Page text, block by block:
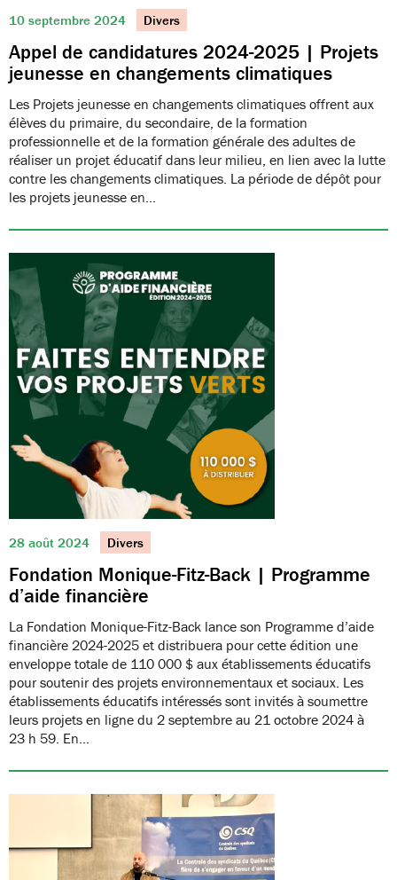
10 septembre 2024 Divers
Appel de candidatures 2024-2025 | Projets
jeunesse en changements climatiques
Les Projets jeunesse en changements climatiques offrent aux
élèves du primaire, du secondaire, de la formation
professionnelle et de la formation générale des adultes de
réaliser un projet éducatif dans leur milieu, en lien avec la lutte
contre les changements climatiques. La période de dépôt pour
les projets jeunesse en…
28 août 2024 Divers
Fondation Monique-Fitz-Back | Programme
d’aide financière
La Fondation Monique-Fitz-Back lance son Programme d’aide
financière 2024-2025 et distribuera pour cette édition une
enveloppe totale de 110 000 $ aux établissements éducatifs
pour soutenir des projets environnementaux et sociaux. Les
établissements éducatifs intéressés sont invités à soumettre
leurs projets en ligne du 2 septembre au 21 octobre 2024 à
23 h 59. En…